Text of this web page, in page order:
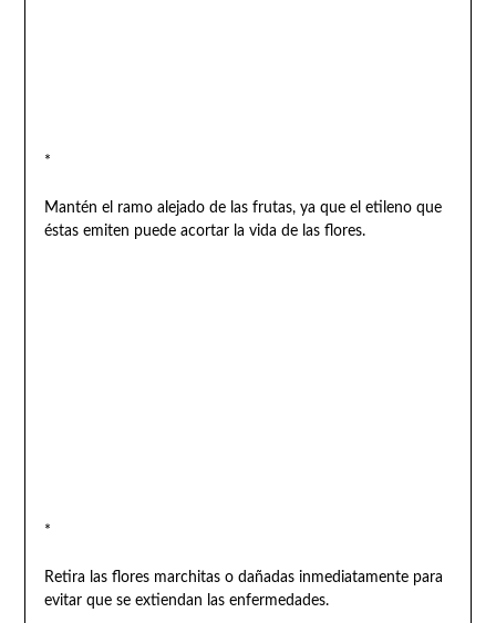
*
Mantén el ramo alejado de las frutas, ya que el etileno que
éstas emiten puede acortar la vida de las flores.
*
Retira las flores marchitas o dañadas inmediatamente para
evitar que se extiendan las enfermedades.